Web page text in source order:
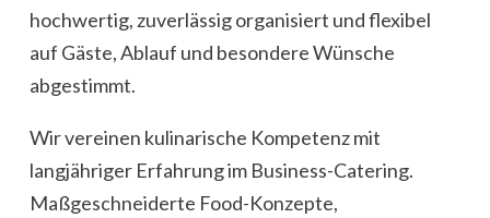
hochwertig, zuverlässig organisiert und flexibel
auf Gäste, Ablauf und besondere Wünsche
abgestimmt.
Wir vereinen kulinarische Kompetenz mit
langjähriger Erfahrung im Business-Catering.
Maßgeschneiderte Food-Konzepte,